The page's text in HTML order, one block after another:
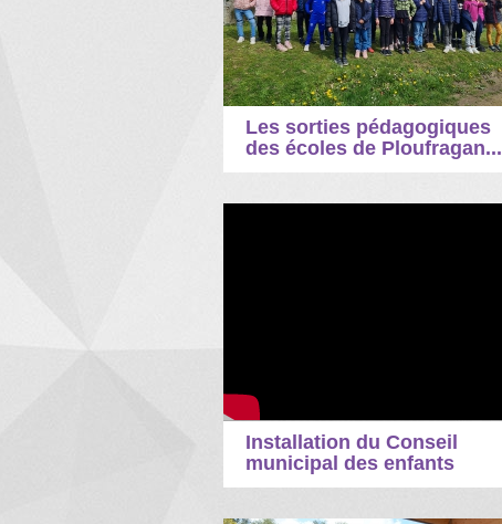
Les sorties pédagogiques
des écoles de Ploufragan...
Installation du Conseil
municipal des enfants